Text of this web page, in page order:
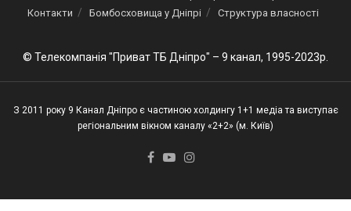
Контакти
Бомбосховища у Дніпрі Структура власності
© Телекомпанія "Приват ТБ Дніпро" – 9 канал, 1995-2023р.
З 2011 року 9 Канал Дніпро є частиною холдингу 1+1 медіа та виступає
регіональним вікном каналу «2+2» (м. Київ)